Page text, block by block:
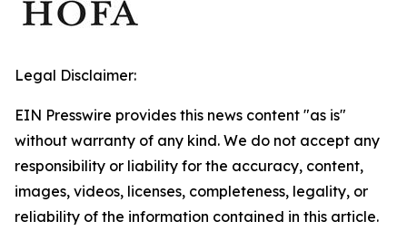
Legal Disclaimer:
EIN Presswire provides this news content "as is"
without warranty of any kind. We do not accept any
responsibility or liability for the accuracy, content,
images, videos, licenses, completeness, legality, or
reliability of the information contained in this article.